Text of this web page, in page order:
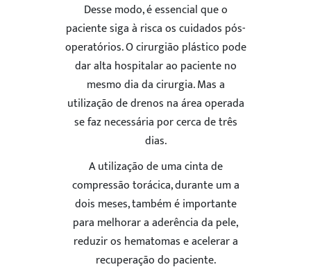
Desse modo, é essencial que o
paciente siga à risca os cuidados pós-
operatórios. O cirurgião plástico pode
dar alta hospitalar ao paciente no
mesmo dia da cirurgia. Mas a
utilização de drenos na área operada
se faz necessária por cerca de três
dias.
A utilização de uma cinta de
compressão torácica, durante um a
dois meses, também é importante
para melhorar a aderência da pele,
reduzir os hematomas e acelerar a
recuperação do paciente.